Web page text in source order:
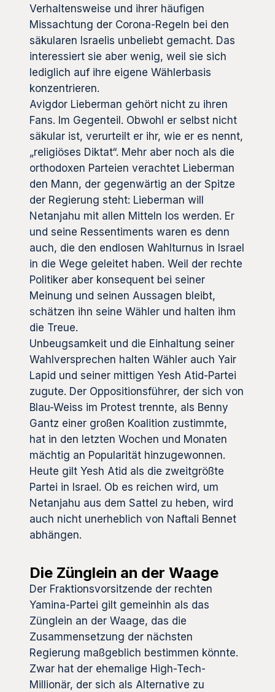
Verhaltensweise und ihrer häufigen
Missachtung der Corona-Regeln bei den
säkularen Israelis unbeliebt gemacht. Das
interessiert sie aber wenig, weil sie sich
lediglich auf ihre eigene Wählerbasis
konzentrieren.
Avigdor Lieberman gehört nicht zu ihren
Fans. Im Gegenteil. Obwohl er selbst nicht
säkular ist, verurteilt er ihr, wie er es nennt,
„religiöses Diktat“. Mehr aber noch als die
orthodoxen Parteien verachtet Lieberman
den Mann, der gegenwärtig an der Spitze
der Regierung steht: Lieberman will
Netanjahu mit allen Mitteln los werden. Er
und seine Ressentiments waren es denn
auch, die den endlosen Wahlturnus in Israel
in die Wege geleitet haben. Weil der rechte
Politiker aber konsequent bei seiner
Meinung und seinen Aussagen bleibt,
schätzen ihn seine Wähler und halten ihm
die Treue.
Unbeugsamkeit und die Einhaltung seiner
Wahlversprechen halten Wähler auch Yair
Lapid und seiner mittigen Yesh Atid-Partei
zugute. Der Oppositionsführer, der sich von
Blau-Weiss im Protest trennte, als Benny
Gantz einer großen Koalition zustimmte,
hat in den letzten Wochen und Monaten
mächtig an Popularität hinzugewonnen.
Heute gilt Yesh Atid als die zweitgrößte
Partei in Israel. Ob es reichen wird, um
Netanjahu aus dem Sattel zu heben, wird
auch nicht unerheblich von Naftali Bennet
abhängen.
Die Zünglein an der Waage
Der Fraktionsvorsitzende der rechten
Yamina-Partei gilt gemeinhin als das
Zünglein an der Waage, das die
Zusammensetzung der nächsten
Regierung maßgeblich bestimmen könnte.
Zwar hat der ehemalige High-Tech-
Millionär, der sich als Alternative zu